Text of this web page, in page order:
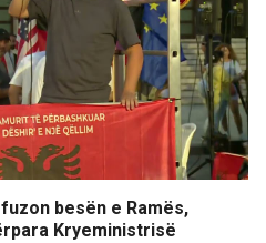
besën e Ramës,
Kryeministrisë